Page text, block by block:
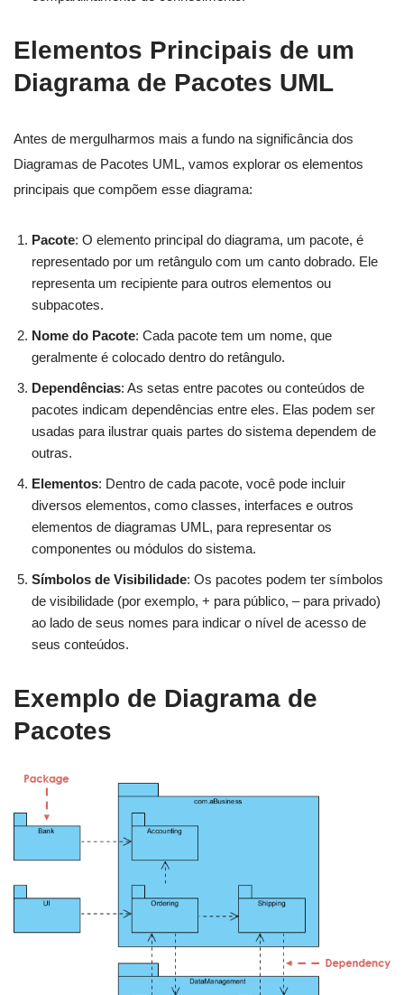
Elementos Principais de um
Diagrama de Pacotes UML
Antes de mergulharmos mais a fundo na significância dos
Diagramas de Pacotes UML, vamos explorar os elementos
principais que compõem esse diagrama:
Pacote: O elemento principal do diagrama, um pacote, é
representado por um retângulo com um canto dobrado. Ele
representa um recipiente para outros elementos ou
subpacotes.
Nome do Pacote: Cada pacote tem um nome, que
geralmente é colocado dentro do retângulo.
Dependências: As setas entre pacotes ou conteúdos de
pacotes indicam dependências entre eles. Elas podem ser
usadas para ilustrar quais partes do sistema dependem de
outras.
Elementos: Dentro de cada pacote, você pode incluir
diversos elementos, como classes, interfaces e outros
elementos de diagramas UML, para representar os
componentes ou módulos do sistema.
Símbolos de Visibilidade: Os pacotes podem ter símbolos
de visibilidade (por exemplo, + para público, – para privado)
ao lado de seus nomes para indicar o nível de acesso de
seus conteúdos.
Exemplo de Diagrama de
Pacotes